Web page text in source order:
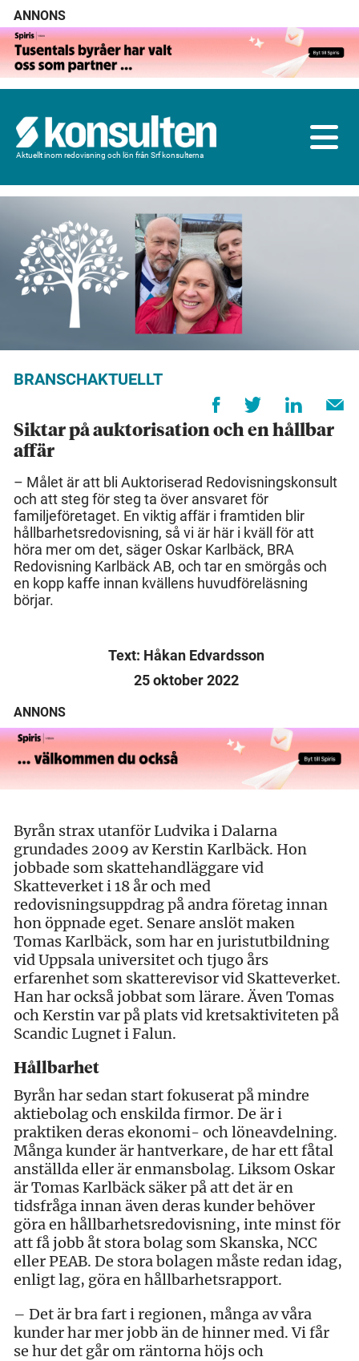
ANNONS
Aktuellt inom redovisning och lön från Srf konsulterna
BRANSCHAKTUELLT
Siktar på auktorisation och en hållbar
affär
– Målet är att bli Auktoriserad Redovisningskonsult
och att steg för steg ta över ansvaret för
familjeföretaget. En viktig affär i framtiden blir
hållbarhetsredovisning, så vi är här i kväll för att
höra mer om det, säger Oskar Karlbäck, BRA
Redovisning Karlbäck AB, och tar en smörgås och
en kopp kaffe innan kvällens huvudföreläsning
börjar.
Text: Håkan Edvardsson
25 oktober 2022
ANNONS
Byrån strax utanför Ludvika i Dalarna
grundades 2009 av Kerstin Karlbäck. Hon
jobbade som skattehandläggare vid
Skatteverket i 18 år och med
redovisningsuppdrag på andra företag innan
hon öppnade eget. Senare anslöt maken
Tomas Karlbäck, som har en juristutbildning
vid Uppsala universitet och tjugo års
erfarenhet som skatterevisor vid Skatteverket.
Han har också jobbat som lärare. Även Tomas
och Kerstin var på plats vid kretsaktiviteten på
Scandic Lugnet i Falun.
Hållbarhet
Byrån har sedan start fokuserat på mindre
aktiebolag och enskilda firmor. De är i
praktiken deras ekonomi- och löneavdelning.
Många kunder är hantverkare, de har ett fåtal
anställda eller är enmansbolag. Liksom Oskar
är Tomas Karlbäck säker på att det är en
tidsfråga innan även deras kunder behöver
göra en hållbarhetsredovisning, inte minst för
att få jobb åt stora bolag som Skanska, NCC
eller PEAB. De stora bolagen måste redan idag,
enligt lag, göra en hållbarhetsrapport.
– Det är bra fart i regionen, många av våra
kunder har mer jobb än de hinner med. Vi får
se hur det går om räntorna höjs och